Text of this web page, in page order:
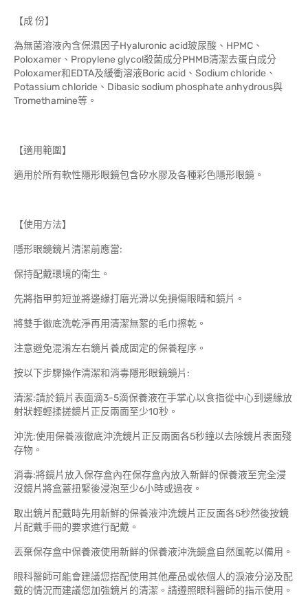
【成 份】
為無菌溶液內含保濕因子Hyaluronic acid玻尿酸、HPMC、
Poloxamer、Propylene glycol殺菌成分PHMB清潔去蛋白成分
Poloxamer和EDTA及緩衝溶液Boric acid、Sodium chloride、
Potassium chloride、Dibasic sodium phosphate anhydrous與
Tromethamine等。
【適用範圍】
適用於所有軟性隱形眼鏡包含矽水膠及各種彩色隱形眼鏡。
【使用方法】
隱形眼鏡鏡片清潔前應當:
保持配戴環境的衛生。
先將指甲剪短並將邊緣打磨光滑以免損傷眼睛和鏡片。
將雙手徹底洗乾淨再用清潔無絮的毛巾擦乾。
注意避免混淆左右鏡片養成固定的保養程序。
按以下步驟操作清潔和消毒隱形眼鏡鏡片:
清潔:請於鏡片表面滴3-5滴保養液在手掌心以食指從中心到邊緣放
射狀輕輕揉搓鏡片正反兩面至少10秒。
沖洗:使用保養液徹底沖洗鏡片正反兩面各5秒鐘以去除鏡片表面殘
存物。
消毒:將鏡片放入保存盒內在保存盒內放入新鮮的保養液至完全浸
沒鏡片將盒蓋扭緊後浸泡至少6小時或過夜。
取出鏡片配戴時先用新鮮的保養液沖洗鏡片正反面各5秒然後按鏡
片配戴手冊的要求進行配戴。
丟棄保存盒中保養液使用新鮮的保養液沖洗鏡盒自然風乾以備用。
眼科醫師可能會建議您搭配使用其他產品或依個人的淚液分泌及配
戴的情況而建議您加強鏡片的清潔。請遵照眼科醫師的指示使用。